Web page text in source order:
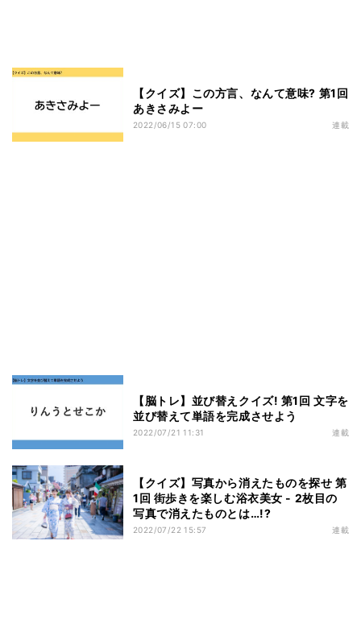
【クイズ】この方言、なんて意味? 第1回
あきさみよー
2022/06/15 07:00 連載
【脳トレ】並び替えクイズ! 第1回 文字を
並び替えて単語を完成させよう
2022/07/21 11:31 連載
【クイズ】写真から消えたものを探せ 第
1回 街歩きを楽しむ浴衣美女 - 2枚目の
写真で消えたものとは…!?
2022/07/22 15:57 連載